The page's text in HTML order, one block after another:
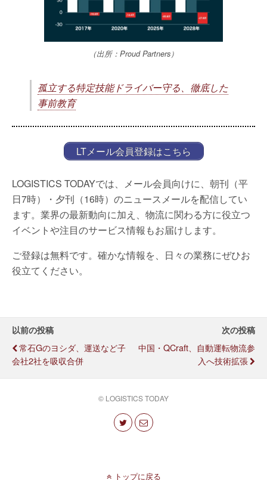
（出所：Proud Partners）
孤立する特定技能ドライバー守る、徹底した
事前教育
LTメール会員登録はこちら
LOGISTICS TODAYでは、メール会員向けに、朝刊（平
日7時）・夕刊（16時）のニュースメールを配信してい
ます。業界の最新動向に加え、物流に関わる方に役立つ
イベントや注目のサービス情報もお届けします。
ご登録は無料です。確かな情報を、日々の業務にぜひお
役立てください。
以前の投稿
常石Gのヨシダ、運送など子
会社2社を吸収合併
次の投稿
中国・QCraft、自動運転物流参
入へ技術拡張
© LOGISTICS TODAY
トップに戻る